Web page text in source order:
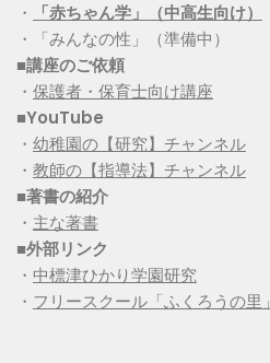
・
「赤ちゃん学」（中高生向け）
・「みんなの性」（準備中）
■講座のご依頼
・ 保護者・保育士向け講座
■YouTube
・ 幼稚園の【研究】チャンネル
・ 教師の【指導法】チャンネル
■著書の紹介
・ 主な著書
■外部リンク
・ 中標津ひかり学園研究
・ フリースクール「ふくろうの里」